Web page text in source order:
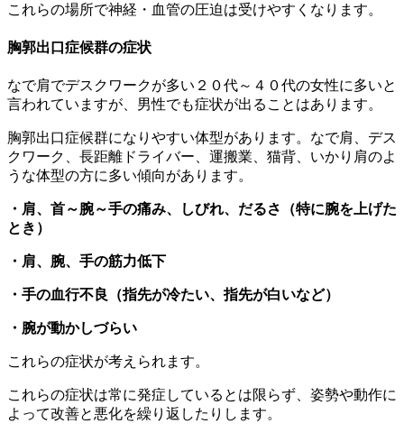
これらの場所で神経・血管の圧迫は受けやすくなります。
胸郭出口症候群の症状
なで肩でデスクワークが多い２０代～４０代の女性に多いと
言われていますが、男性でも症状が出ることはあります。
胸郭出口症候群になりやすい体型があります。なで肩、デス
クワーク、長距離ドライバー、運搬業、猫背、いかり肩のよ
うな体型の方に多い傾向があります。
・肩、首～腕～手の痛み、しびれ、だるさ（特に腕を上げた
とき）
・肩、腕、手の筋力低下
・手の血行不良（指先が冷たい、指先が白いなど）
・腕が動かしづらい
これらの症状が考えられます。
これらの症状は常に発症しているとは限らず、姿勢や動作に
よって改善と悪化を繰り返したりします。